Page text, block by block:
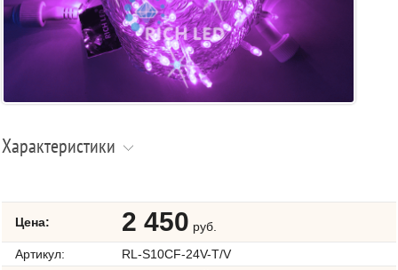
Характеристики
Цена: 2 450 руб.
Артикул:
RL-S10CF-24V-T/V